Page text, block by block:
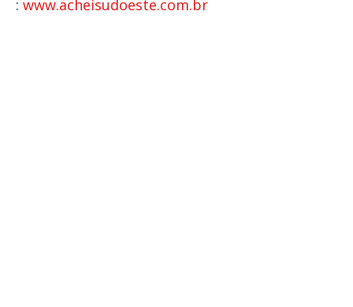
: www.acheisudoeste.com.br